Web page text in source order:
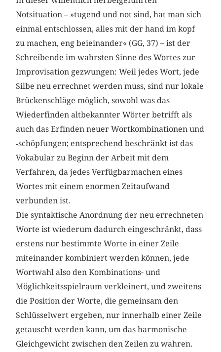
Notsituation – »tugend und not sind, hat man sich
einmal entschlossen, alles mit der hand im kopf
zu machen, eng beieinander« (GG, 37) – ist der
Schreibende im wahrsten Sinne des Wortes zur
Improvisation gezwungen: Weil jedes Wort, jede
Silbe neu errechnet werden muss, sind nur lokale
Brückenschläge möglich, sowohl was das
Wiederfinden altbekannter Wörter betrifft als
auch das Erfinden neuer Wortkombinationen und
‑schöpfungen; entsprechend beschränkt ist das
Vokabular zu Beginn der Arbeit mit dem
Verfahren, da jedes Verfügbarmachen eines
Wortes mit einem enormen Zeitaufwand
verbunden ist.
Die syntaktische Anordnung der neu errechneten
Worte ist wiederum dadurch eingeschränkt, dass
erstens nur bestimmte Worte in einer Zeile
miteinander kombiniert werden können, jede
Wortwahl also den Kombinations- und
Möglichkeitsspielraum verkleinert, und zweitens
die Position der Worte, die gemeinsam den
Schlüsselwert ergeben, nur innerhalb einer Zeile
getauscht werden kann, um das harmonische
Gleichgewicht zwischen den Zeilen zu wahren.